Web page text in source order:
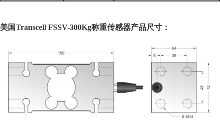
美国Transcell FSSV-300Kg称重传感器产品尺寸：